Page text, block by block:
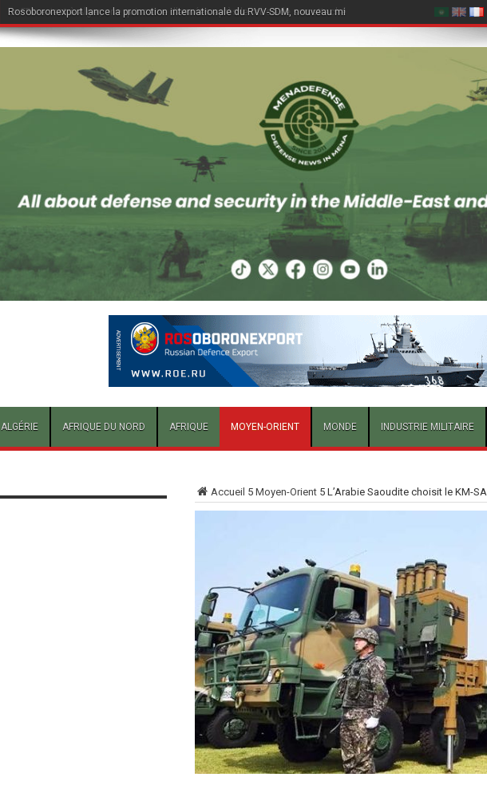
Le FBI revient à Alger, une quinzaine d’années après le retrait de son attaché légal
ALGÉRIE AFRIQUE DU NORD AFRIQUE MOYEN-ORIENT MONDE INDUSTRIE MILITAIRE
Accueil 5 Moyen-Orient5 L’Arabie Saoudite choisit le KM-